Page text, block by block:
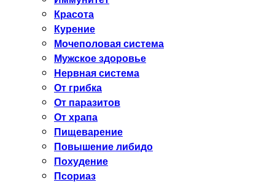
Красота
Курение
Мочеполовая система
Мужское здоровье
Нервная система
От грибка
От паразитов
От храпа
Пищеварение
Повышение либидо
Похудение
Псориаз